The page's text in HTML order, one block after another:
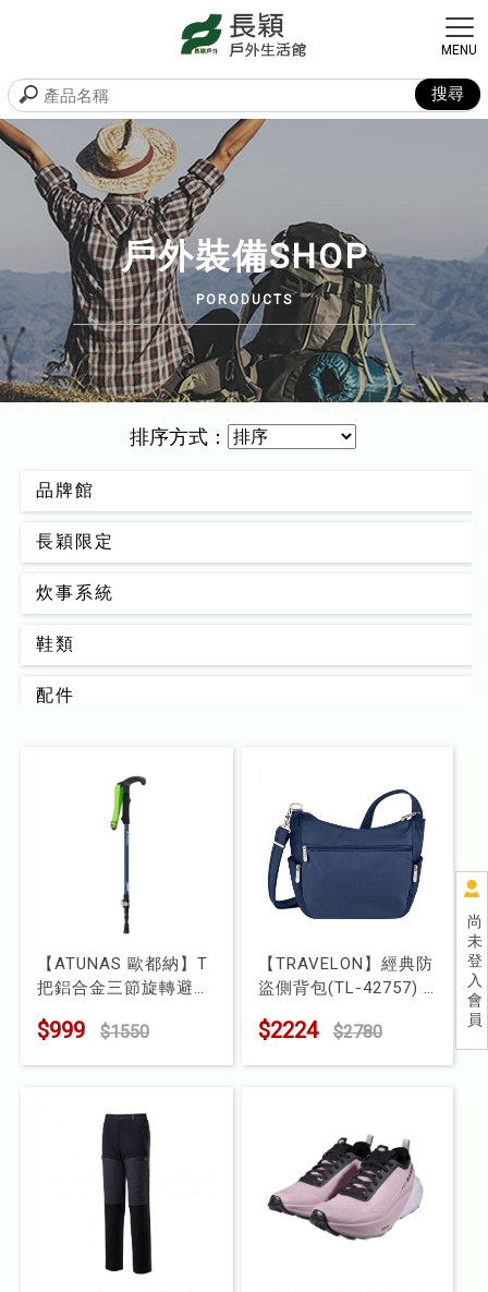
尚
未
登
入
會
員
戶外裝備SHOP
排序方式：
品牌館
長穎限定
炊事系統
鞋類
配件
器材裝備
兒童
水上配件
【ATUNAS 歐都納】T
把鋁合金三節旋轉避震
型號 : A1WSGZ08N
$999 $1550
【TRAVELON】經典防
盜側背包(TL-42757)
$2224 $2780